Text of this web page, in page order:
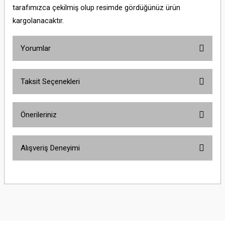
tarafımızca çekilmiş olup resimde gördüğünüz ürün
kargolanacaktır.
Yorumlar
Taksit Seçenekleri
Önerileriniz
yetersiz gördüğünüz noktaları öneri formunu kullanarak tarafımıza
Alışveriş Deneyimi